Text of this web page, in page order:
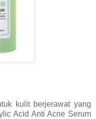
kulit berjerawat yang
Acid Anti Acne Serum